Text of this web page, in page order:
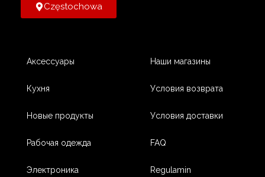
Częstochowa
Аксессуары
Кухня
Новые продукты
Рабочая одежда
Электроника
Наши магазины
Условия возврата
Условия доставки
FAQ
Regulamin